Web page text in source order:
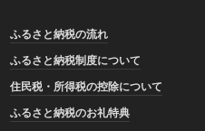
ふるさと納税の流れ
ふるさと納税制度について
住民税・所得税の控除について
ふるさと納税のお礼特典